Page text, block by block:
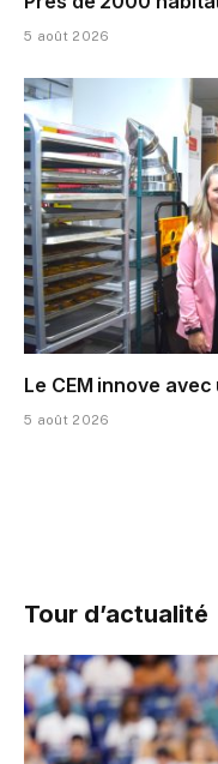
5 août 2026
Le CEM innove
5 août 2026
Tour d’actualité